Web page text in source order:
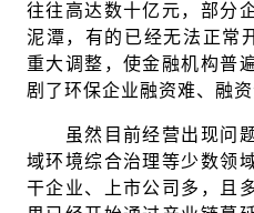
往往高达数十亿元，部分
泥潭，有的已经无法正常
重大调整，使金融机构普
剧了环保企业融资难、融资
虽然目前经营出现问
域环境综合治理等少数领
干企业、上市公司多，且